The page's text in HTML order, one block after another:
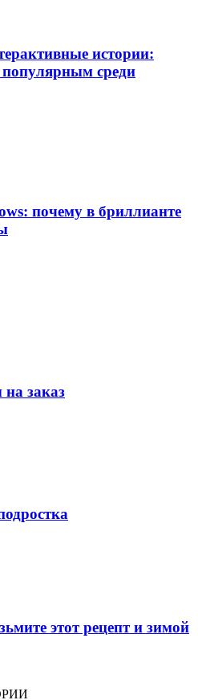
истории:
популярным среди
почему в бриллианте
заказ
этот рецепт и зимой